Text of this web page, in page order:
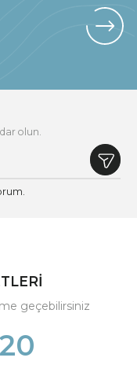
olun.
geçebilirsiniz